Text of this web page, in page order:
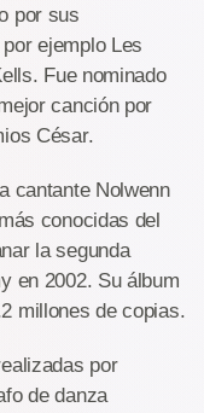
por sus
ejemplo Les
Fue nominado
canción por
César.
cantante Nolwenn
conocidas del
la segunda
en 2002. Su álbum
millones de copias.
por
de danza